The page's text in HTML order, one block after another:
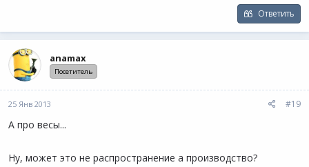
Ответить
anamax
Посетитель
25 Янв 2013 #19
А про весы...
Ну, может это не распространение а производство?